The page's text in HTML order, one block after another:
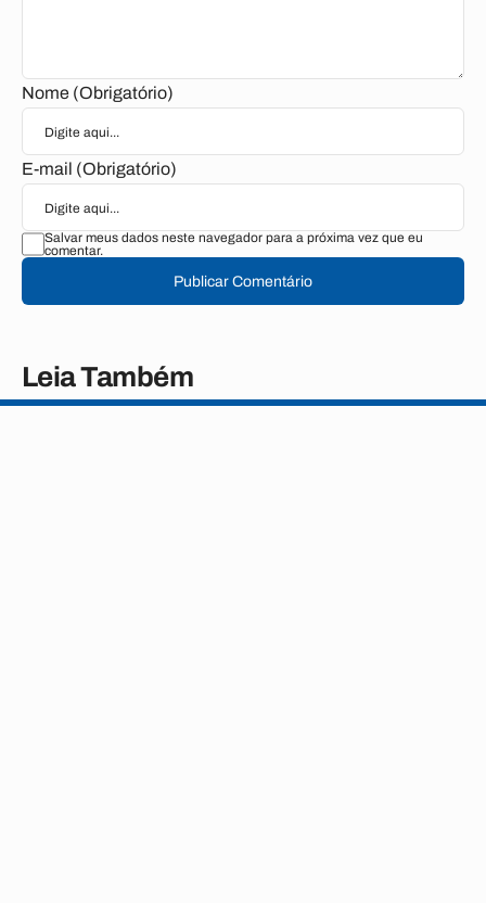
Nome (Obrigatório)
E-mail (Obrigatório)
Salvar meus dados neste navegador para a próxima vez que eu
comentar.
Publicar Comentário
Leia Também